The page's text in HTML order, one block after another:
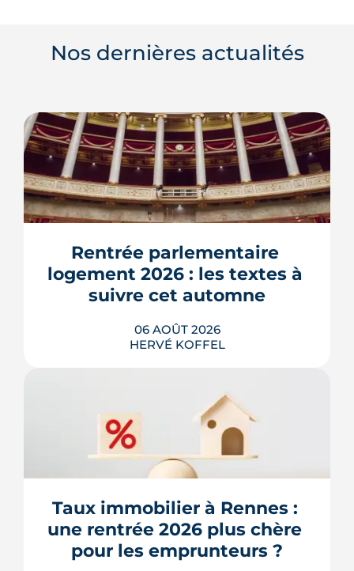
Nos dernières actualités
Rentrée parlementaire
logement 2026 : les textes à
suivre cet automne
06 AOÛT 2026
HERVÉ KOFFEL
Après un printemps d'annonces,
l'automne 2026 sera l'heure de vérité
pour le logement. Trois dossiers
parlementaires, du projet de loi
qui devient vraiment applicable pour
les propriétaires, les bailleurs et les
acheteurs.
LIRE L'ARTICLE
Taux immobilier à Rennes :
une rentrée 2026 plus chère
pour les emprunteurs ?